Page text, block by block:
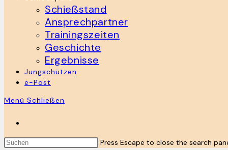
Schießstand
Ansprechpartner
Trainingszeiten
Geschichte
Ergebnisse
Jungschützen
e-Post
Menü Schließen
Press Escape to close the search